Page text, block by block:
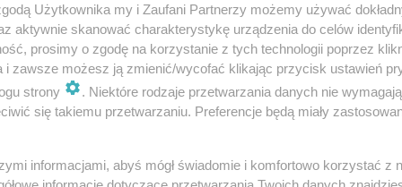
City Olsztyn! Przepyszna wizyta w Nova
City. Tym razem było kulinarnie, ponieważ odwiedziliśmy jedną z
w stolicy W…
Użytkownika my i Zaufani Partnerzy możemy używać
aktywnie skanować charakterystykę urządzenia do celów
prosimy o zgodę na korzystanie z tych technologii poprzez
i zawsze możesz ją zmienić/wycofać klikając przycisk ustawień
strony
. Niektóre rodzaje przetwarzania danych nie
się takiemu przetwarzaniu. Preferencje będą miały
informacjami, abyś mógł świadomie i komfortowo korzystać z